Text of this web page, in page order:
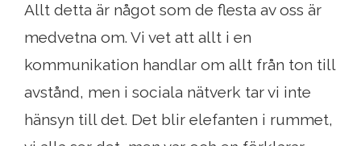
Allt detta är något som de flesta av oss är
medvetna om. Vi vet att allt i en
kommunikation handlar om allt från ton till
avstånd, men i sociala nätverk tar vi inte
hänsyn till det. Det blir elefanten i rummet,